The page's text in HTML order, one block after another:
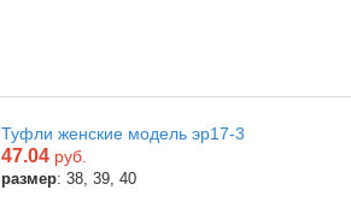
Туфли женские модель эр17-3
47.04 руб.
размер: 38, 39, 40